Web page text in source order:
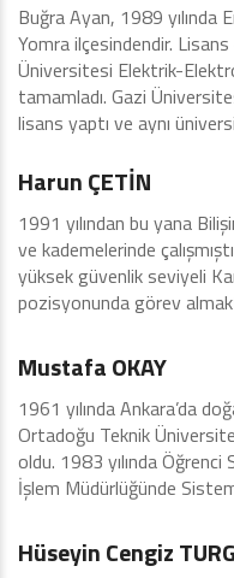
Buğra Ayan, 1989 yılında
Yomra ilçesindendir.
Üniversitesi Elektrik-
tamamladı. Gazi
lisans yaptı ve aynı
İcra Kurulu
Harun ÇETİN
1991 yılından bu yana
ve kademelerinde
yüksek güvenlik seviyeli
pozisyonunda görev
İcra Kurulu
Mustafa OKAY
1961 yılında Ankara’da
Ortadoğu Teknik
oldu. 1983 yılında
İşlem Müdürlüğünde
İcra Kurulu
Hüseyin Cengiz